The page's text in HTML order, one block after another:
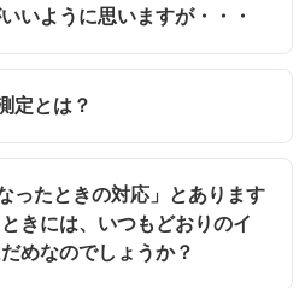
いように思いますが・・・
定とは？
たときの対応」とあります
きには、いつもどおりのイ
めなのでしょうか？